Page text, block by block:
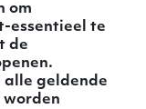
om
essentieel te
de
alle geldende